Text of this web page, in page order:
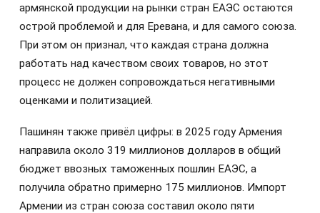
армянской продукции на рынки стран ЕАЭС остаются
острой проблемой и для Еревана, и для самого союза.
При этом он признал, что каждая страна должна
работать над качеством своих товаров, но этот
процесс не должен сопровождаться негативными
оценками и политизацией.
Пашинян также привёл цифры: в 2025 году Армения
направила около 319 миллионов долларов в общий
бюджет ввозных таможенных пошлин ЕАЭС, а
получила обратно примерно 175 миллионов. Импорт
Армении из стран союза составил около пяти